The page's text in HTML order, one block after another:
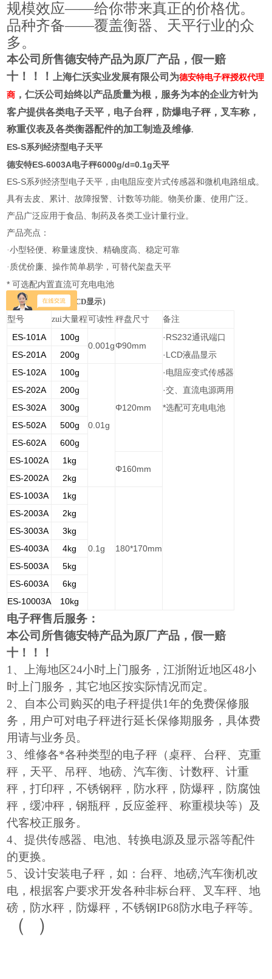
规模效应——给你带来真正的价格优。
品种齐备——覆盖衡器、天平行业的众
多。
本公司所售德安特产品为原厂产品，假一赔
十！！！
上海仁沃实业发展有限公司为德安特电子秤授权代理
商 ，仁沃公司始终以产品质量为根，服务为本的企业方针为
客户提供各类电子天平，电子台秤，防爆电子秤，叉车称，
称重仪表及各类衡器配件的加工制造及维修.
ES-S系列经济型电子天平
德安特ES-6003A电子秤6000g/d=0.1g天平
ES-S系列经济型电子天平，由电阻应变片式传感器和微机电路组成。
具有去皮、累计、故障报警、计数等功能。物美价廉、使用广泛。
产品广泛应用于食品、制药及各类工业计量行业。
产品亮点：
·小型轻便、称量速度快、精确度高、稳定可靠
·质优价廉、操作简单易学，可替代架盘天平
*可选配内置直流可充电电池
经济型电子天平（LCD显示）
型号
zui大量程可读性 秤盘尺寸 备注
ES-101A
100g
0.001gΦ90mm
·RS232通讯端口
·LCD液晶显示
· 电阻应变式传感器
·交、直流电源两用
*选配可充电电池
ES-201A
200g
ES-102A
100g
0.01g
Φ120mm
ES-202A
200g
ES-302A
300g
ES-502A
500g
ES-602A
600g
ES-1002A
1kg
Φ160mm
ES-2002A
2kg
ES-1003A
1kg
0.1g 180*170mm
ES-2003A
2kg
ES-3003A
3kg
ES-4003A
4kg
ES-5003A
5kg
ES-6003A
6kg
ES-10003A
10kg
电子秤售后服务：
本公司所售德安特产品为原厂产品，假一赔
十！！！
1 、上海地区24小时上门服务，江浙附近地区48小
时上门服务，其它地区按实际情况而定。
2、自本公司购买的电子秤提供1年的免费保修服
务，用户可对电子秤进行延长保修期服务，具体费
用请与业务员。
3、维修各*各种类型的电子秤（桌秤、台秤、克重
秤，天平、吊秤、地磅、汽车衡、计数秤、计重
秤，打印秤，不锈钢秤，防水秤，防爆秤，防腐蚀
秤，缓冲秤，钢瓶秤，反应釜秤、称重模块等）及
代客校正服务。
4、提供传感器、电池、转换电源及显示器等配件
的更换。
5、设计安装电子秤，如：台秤、地磅,汽车衡机改
电，根据客户要求开发各种非标台秤、叉车秤、地
磅，防水秤，防爆秤，不锈钢IP68防水电子秤等。
（ ）